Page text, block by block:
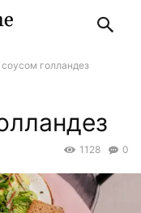
голландез
0
1128